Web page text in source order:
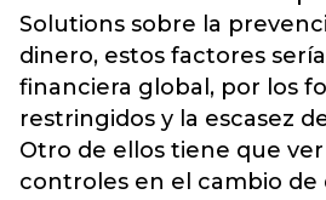
Solutions sobre la
dinero, estos factores
financiera global, por los
restringidos y la escasez
Otro de ellos tiene que
controles en el cambio de